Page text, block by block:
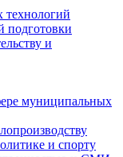
подготовки
и
муниципальных
и спорту